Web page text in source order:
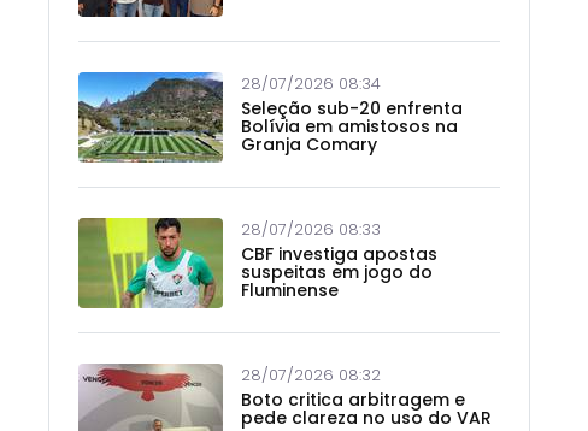
28/07/2026 08:34
Seleção sub-20 enfrenta
Bolívia em amistosos na
Granja Comary
28/07/2026 08:33
CBF investiga apostas
suspeitas em jogo do
Fluminense
28/07/2026 08:32
Boto critica arbitragem e
pede clareza no uso do VAR